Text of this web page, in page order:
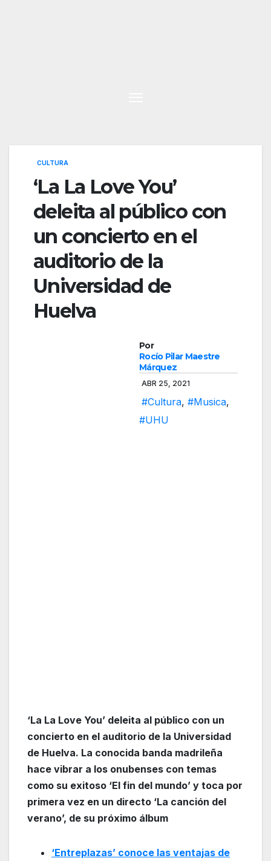
CULTURA
‘La La Love You’
deleita al público con
un concierto en el
auditorio de la
Universidad de
Huelva
Por
Rocío Pilar Maestre
Márquez
ABR 25, 2021
#Cultura, #Musica,
#UHU
‘La La Love You’ deleita al público con un
concierto en el auditorio de la Universidad
de Huelva. La conocida banda madrileña
hace vibrar a los onubenses con temas
como su exitoso ‘El fin del mundo’ y toca por
primera vez en un directo ‘La canción del
verano’, de su próximo álbum
‘Entreplazas’ conoce las ventajas de